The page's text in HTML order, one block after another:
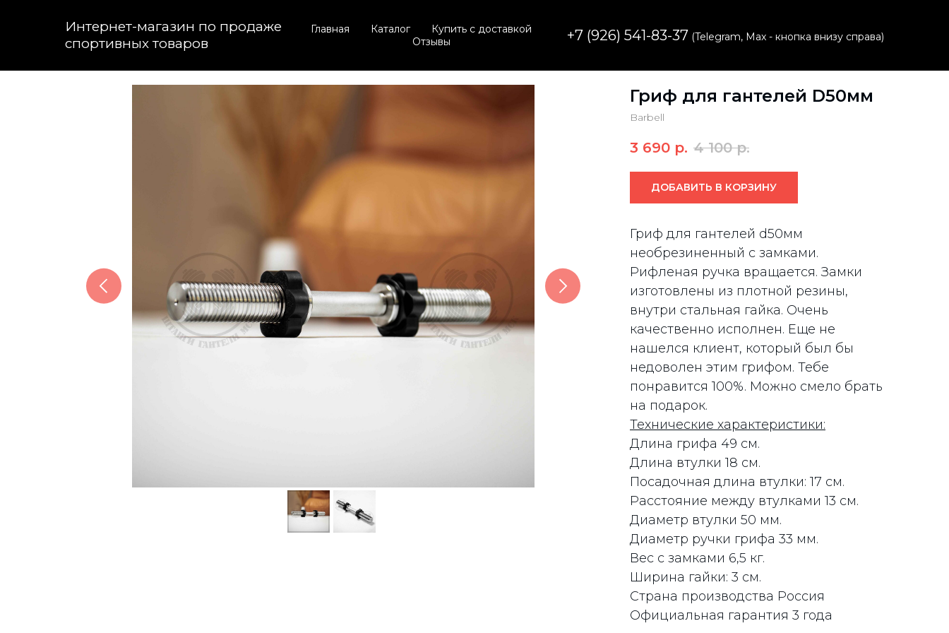
Интернет-магазин по продаже
спортивных товаров
Главная Каталог
Купить с доставкой
Отзывы
+7 (926) 541-83-37 (Telegram, Max - кнопка внизу справа)
Гриф для гантелей D50мм
Barbell
3 690 р. 4 100 р.
ДОБАВИТЬ В КОРЗИНУ
Гриф для гантелей d50мм
необрезиненный с замками.
Рифленая ручка вращается. Замки
изготовлены из плотной резины,
внутри стальная гайка. Очень
качественно исполнен. Еще не
нашелся клиент, который был бы
недоволен этим грифом. Тебе
понравится 100%. Можно смело брать
на подарок.
Технические характеристики:
Длина грифа 49 см.
Длина втулки 18 см.
Посадочная длина втулки: 17 см.
Расстояние между втулками 13 см.
Диаметр втулки 50 мм.
Диаметр ручки грифа 33 мм.
Вес c замками 6,5 кг.
Ширина гайки: 3 см.
Страна производства Россия
Официальная гарантия 3 года